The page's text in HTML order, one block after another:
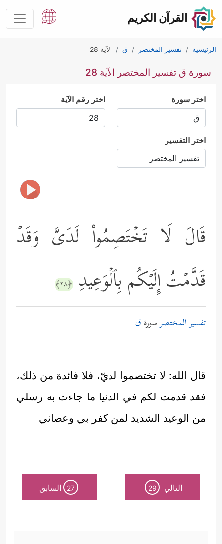
القرآن الكريم
الرئيسية تفسير المختصر ق الآية 28
سورة ق تفسير المختصر الآية 28
اختر سورة اختر رقم الآية
اختر التفسير
قَالَ لَا تَخۡتَصِمُواْ لَدَیَّ وَقَدۡ
قَدَّمۡتُ إِلَیۡكُم بِٱلۡوَعِیدِ ﴿٢٨﴾
تفسير المختصرسورة ق
قال الله: لا تختصموا لديّ، فلا فائدة من ذلك،
فقد قدمت لكم في الدنيا ما جاءت به رسلي
من الوعيد الشديد لمن كفر بي وعصاني
التالي 29
27 السابق